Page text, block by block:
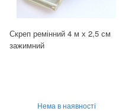
Скреп ремінний 4 м х 2,5 см
зажимний
Нема в наявності